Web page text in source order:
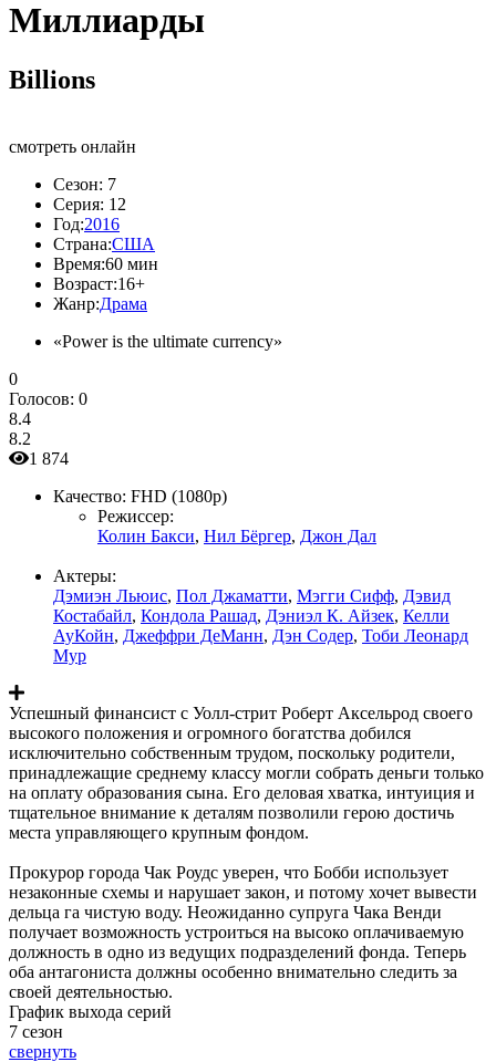
Миллиарды
Billions
смотреть онлайн
Сезон: 7
Серия: 12
Год:2016
Страна:США
Время:60 мин
Возраст:16+
Жанр:Драма
«Power is the ultimate currency»
0
Голосов: 0
8.4
8.2
1 874
Качество: FHD (1080p)
Режиссер:
Колин Бакси, Нил Бёргер, Джон Дал
Актеры:
Дэмиэн Льюис, Пол Джаматти, Мэгги Сифф, Дэвид
Костабайл, Кондола Рашад, Дэниэл К. Айзек, Келли
АуКойн, Джеффри ДеМанн, Дэн Содер, Тоби Леонард
Мур
Успешный финансист с Уолл-стрит Роберт Аксельрод своего
высокого положения и огромного богатства добился
исключительно собственным трудом, поскольку родители,
принадлежащие среднему классу могли собрать деньги только
на оплату образования сына. Его деловая хватка, интуиция и
тщательное внимание к деталям позволили герою достичь
места управляющего крупным фондом.
Прокурор города Чак Роудс уверен, что Бобби использует
незаконные схемы и нарушает закон, и потому хочет вывести
дельца га чистую воду. Неожиданно супруга Чака Венди
получает возможность устроиться на высоко оплачиваемую
должность в одно из ведущих подразделений фонда. Теперь
оба антагониста должны особенно внимательно следить за
своей деятельностью.
График выхода серий
7 сезон
свернуть